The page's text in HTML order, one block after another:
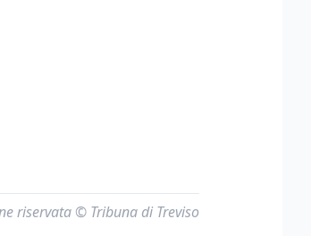
riservata © Tribuna di Treviso